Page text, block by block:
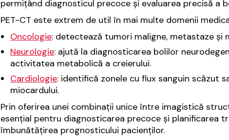
permițând diagnosticul precoce și evaluarea precisă a
PET-CT este extrem de util în mai multe domenii
Oncologie: detectează tumori maligne, metastaze și
Neurologie: ajută la diagnosticarea bolilor
activitatea metabolică a creierului.
Cardiologie: identifică zonele cu flux sanguin scăzut
miocardului.
Prin oferirea unei combinații unice între imagistică
esențial pentru diagnosticarea precoce și planificarea
îmbunătățirea prognosticului pacienților.